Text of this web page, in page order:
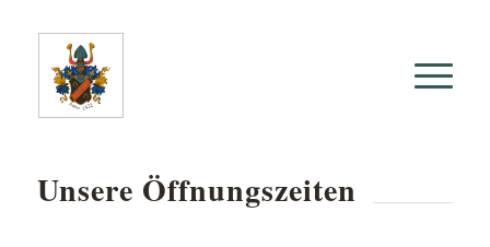
Unsere Öffnungszeiten